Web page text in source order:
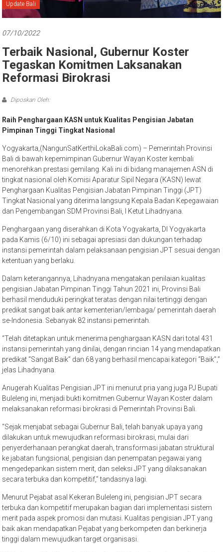
Bali
Update Bali
07/10/2022
Terbaik Nasional, Gubernur Koster
Tegaskan Komitmen Laksanakan
Reformasi Birokrasi
Diposkan Oleh:
Raih Penghargaan KASN untuk Kualitas Pengisian Jabatan
Pimpinan Tinggi Tingkat Nasional
Yogyakarta,(NangunSatKerthiLokaBali.com) – Pemerintah Provinsi
Bali di bawah kepemimpinan Gubernur Wayan Koster kembali
menorehkan prestasi gemilang. Kali ini di bidang manajemen ASN di
tingkat nasional oleh Komisi Aparatur Sipil Negara (KASN) lewat
Penghargaan Kualitas Pengisian Jabatan Pimpinan Tinggi (JPT)
Tingkat Nasional yang diterima langsung Kepala Badan Kepegawaian
dan Pengembangan SDM Provinsi Bali, I Ketut Lihadnyana.
Penghargaan yang diserahkan di Kota Yogyakarta, DI Yogyakarta
pada Kamis (6/10) ini sebagai apresiasi dan dukungan terhadap
instansi pemerintah dalam pelaksanaan pengisian JPT sesuai dengan
ketentuan yang berlaku.
Dalam keterangannya, Lihadnyana mengatakan penilaian kualitas
pengisian Jabatan Pimpinan Tinggi Tahun 2021 ini, Provinsi Bali
berhasil menduduki peringkat teratas dengan nilai tertinggi dengan
predikat sangat baik antar kementerian/lembaga/ pemerintah daerah
se-Indonesia. Sebanyak 82 instansi pemerintah.
“Telah ditetapkan untuk menerima penghargaan KASN dari total 431
instansi pemerintah yang dinilai, dengan rincian 14 yang mendapatkan
predikat “Sangat Baik” dan 68 yang berhasil mencapai kategori “Baik”,”
jelas Lihadnyana.
Anugerah Kualitas Pengisian JPT ini menurut pria yang juga PJ Bupati
Buleleng ini, menjadi bukti komitmen Gubernur Wayan Koster dalam
melaksanakan reformasi birokrasi di Pemerintah Provinsi Bali.
“Sejak menjabat sebagai Gubernur Bali, telah banyak upaya yang
dilakukan untuk mewujudkan reformasi birokrasi, mulai dari
penyerderhanaan perangkat daerah, transformasi jabatan struktural
ke jabatan fungsional, pengisian dan penempatan pegawai yang
mengedepankan sistem merit, dan seleksi JPT yang dilaksanakan
secara terbuka dan kompetitif,” tandasnya lagi.
Menurut Pejabat asal Kekeran Buleleng ini, pengisian JPT secara
terbuka dan kompetitif merupakan bagian dari implementasi sistem
merit pada aspek promosi dan mutasi. Kualitas pengisian JPT yang
baik akan mendapatkan Pejabat yang berkompeten dan berkinerja
tinggi dalam mewujudkan target organisasi.